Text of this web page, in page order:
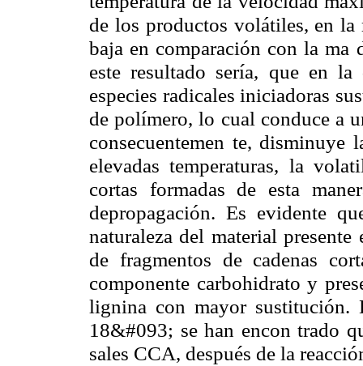
de los productos volátiles, en la
baja en comparación con la ma
este resultado sería, que en
especies radicales iniciadoras
de polímero, lo cual conduce a
consecuentemen te, disminuye
elevadas temperaturas, la
cortas formadas de esta
depropagación. Es evidente
naturaleza del material
de fragmentos de cadenas
componente carbohidrato y
lignina con mayor
18&#093; se han encon trado
sales CCA, después de la